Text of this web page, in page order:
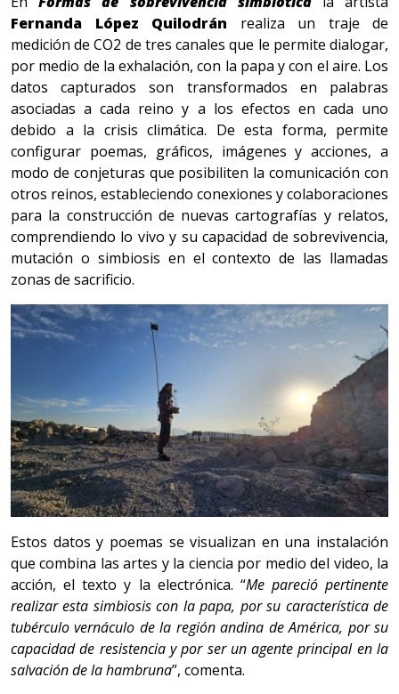
Fernanda López Quilodrán realiza un traje de
medición de CO2 de tres canales que le permite dialogar,
por medio de la exhalación, con la papa y con el aire. Los
datos capturados son transformados en palabras
asociadas a cada reino y a los efectos en cada uno
debido a la crisis climática. De esta forma, permite
configurar poemas, gráficos, imágenes y acciones, a
modo de conjeturas que posibiliten la comunicación con
otros reinos, estableciendo conexiones y colaboraciones
para la construcción de nuevas cartografías y relatos,
comprendiendo lo vivo y su capacidad de sobrevivencia,
mutación o simbiosis en el contexto de las llamadas
zonas de sacrificio.
Estos datos y poemas se visualizan en una instalación
que combina las artes y la ciencia por medio del video, la
acción, el texto y la electrónica. “Me pareció pertinente
realizar esta simbiosis con la papa, por su característica de
tubérculo vernáculo de la región andina de América, por su
capacidad de resistencia y por ser un agente principal en la
salvación de la hambruna”, comenta.